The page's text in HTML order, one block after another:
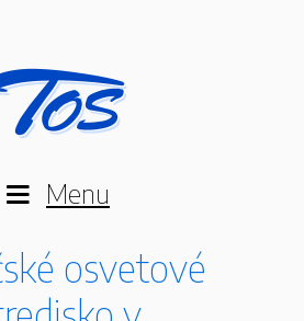
Menu
osvetové